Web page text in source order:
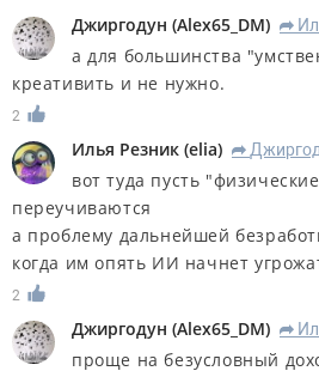
Джиргодун (Alex65_DM) R
а для большинства
креативить и не нужно.
2
Илья Резник (elia) R
вот туда пусть
переучиваются
а проблему дальнейшей
когда им опять ИИ начнет
2
Джиргодун (Alex65_DM) R
проще на безусловный